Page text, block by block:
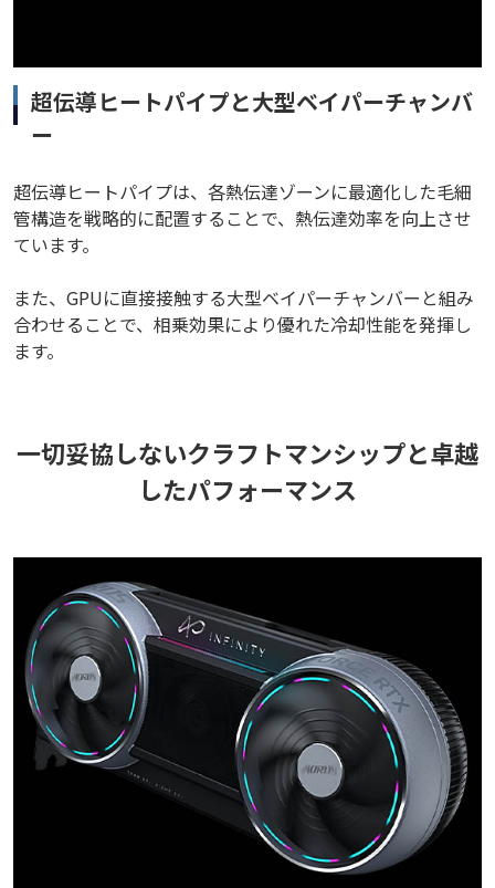
超伝導ヒートパイプと大型ベイパーチャンバ
ー
超伝導ヒートパイプは、各熱伝達ゾーンに最適化した毛細
管構造を戦略的に配置することで、熱伝達効率を向上させ
ています。
また、GPUに直接接触する大型ベイパーチャンバーと組み
合わせることで、相乗効果により優れた冷却性能を発揮し
ます。
一切妥協しないクラフトマンシップと卓越
したパフォーマンス